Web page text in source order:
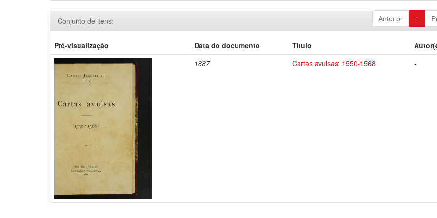
Anterior 1
Conjunto de itens:
Pré-visualização Data do documento Título
1887
Cartas avulsas: 1550-1568 -